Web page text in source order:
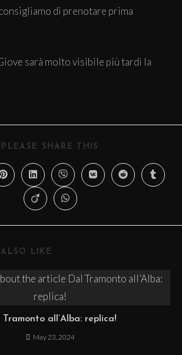
di prenotare prima
sarà molto visibile più tardi la
PLEASE SHARE THIS
LIKE
Tramonto all’Alba: replica!
May 23, 2024